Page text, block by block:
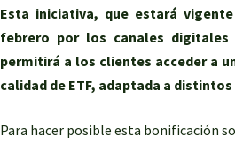
Esta iniciativa, que estará
febrero por los canales
permitirá a los clientes acceder a
calidad de ETF, adaptada a
Para hacer posible esta bonificación